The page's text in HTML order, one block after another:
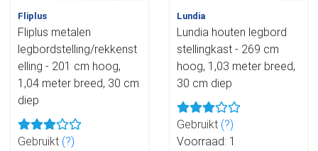
Fliplus
Fliplus metalen
legbordstelling/rekkenst
elling - 201 cm hoog,
1,04 meter breed, 30 cm
diep
Gebruikt (?)
Lundia
Lundia houten legbord
stellingkast - 269 cm
hoog, 1,03 meter breed,
30 cm diep
Gebruikt (?)
Voorraad: 1